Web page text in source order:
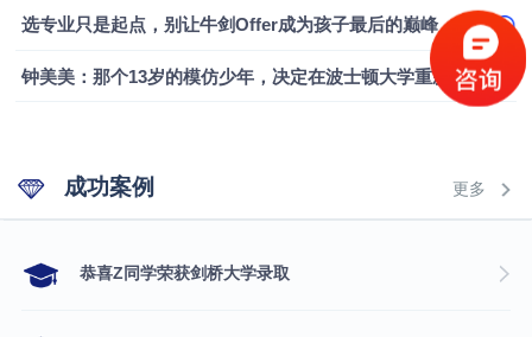
选专业只是起点，别让牛剑Offer成为孩子最后的巅峰
钟美美：那个13岁的模仿少年，决定在波士顿大学重新定义自己
成功案例 更多
​恭喜Z同学荣获剑桥大学录取